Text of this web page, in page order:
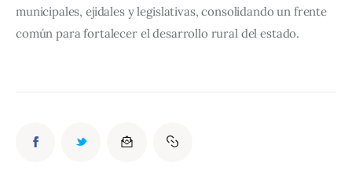
municipales, ejidales y legislativas, consolidando un frente
común para fortalecer el desarrollo rural del estado.